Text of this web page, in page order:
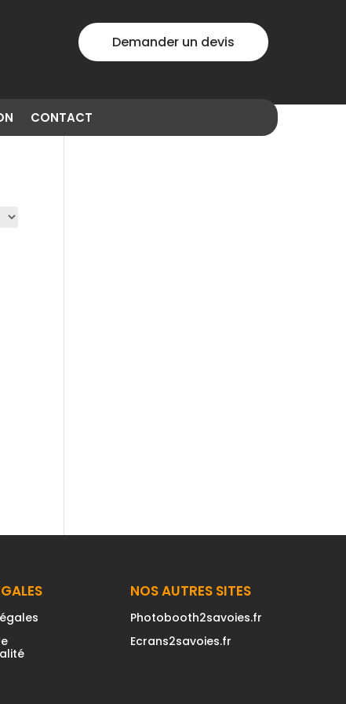
Demander un devis
CONTACT
NOS AUTRES SITES
Photobooth2savoies.fr
Ecrans2savoies.fr